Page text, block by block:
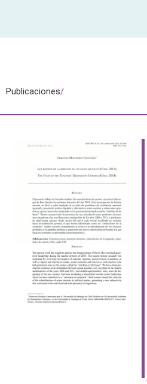
Publicaciones/